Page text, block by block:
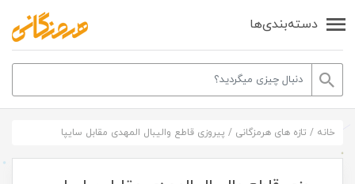
دسته‌بندی‌ها
خانه / تازه های هرمزگانی / پیروزی قاطع والیبال المهدی مقابل سایپا